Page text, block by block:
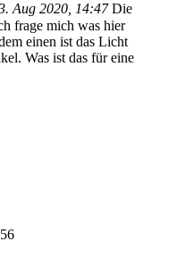
Aug 2020, 14:47Die
frage mich was hier
einen ist das Licht
Was ist das für eine